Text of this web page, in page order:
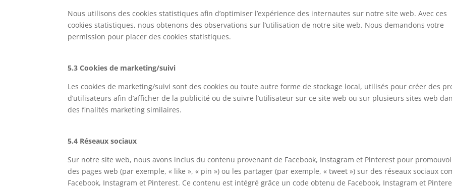
Nous utilisons des cookies statistiques afin d’optimiser l’expérience des internautes sur notre site web. Avec ces
cookies statistiques, nous obtenons des observations sur l’utilisation de notre site web. Nous demandons votre
permission pour placer des cookies statistiques.
5.3 Cookies de marketing/suivi
Les cookies de marketing/suivi sont des cookies ou toute autre forme de stockage local, utilisés pour créer des
d’utilisateurs afin d’afficher de la publicité ou de suivre l’utilisateur sur ce site web ou sur plusieurs sites web
des finalités marketing similaires.
5.4 Réseaux sociaux
Sur notre site web, nous avons inclus du contenu provenant de Facebook, Instagram et Pinterest pour
des pages web (par exemple, « like », « pin ») ou les partager (par exemple, « tweet ») sur des réseaux sociaux
Facebook, Instagram et Pinterest. Ce contenu est intégré grâce un code obtenu de Facebook, Instagram et